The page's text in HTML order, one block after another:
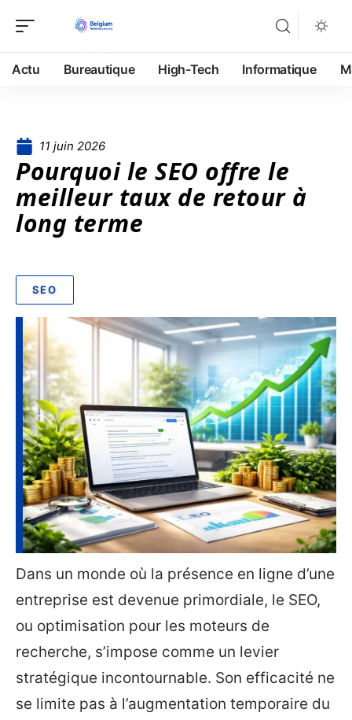
Actu Bureautique High-Tech Informatique
11 juin 2026
Pourquoi le SEO offre le
meilleur taux de retour à
long terme
SEO
Dans un monde où la présence en ligne d’une
entreprise est devenue primordiale, le SEO,
ou optimisation pour les moteurs de
recherche, s’impose comme un levier
stratégique incontournable. Son efficacité ne
se limite pas à l’augmentation temporaire du